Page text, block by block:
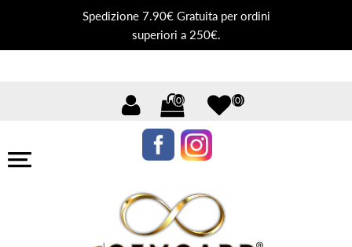
Spedizione 7.90€ Gratuita per ordini
superiori a 250€.
(0) (0)